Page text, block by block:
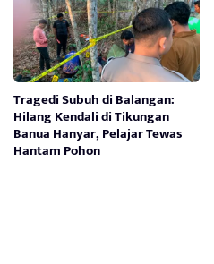
Tragedi Subuh di Balangan:
Hilang Kendali di Tikungan
Banua Hanyar, Pelajar Tewas
Hantam Pohon